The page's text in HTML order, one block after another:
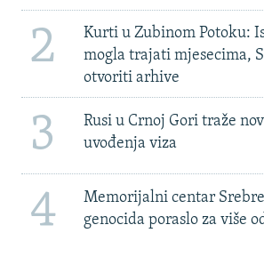
2
Kurti u Zubinom Potoku:
mogla trajati mjesecima,
otvoriti arhive
3
Rusi u Crnoj Gori traže
uvođenja viza
4
Memorijalni centar
genocida poraslo za više